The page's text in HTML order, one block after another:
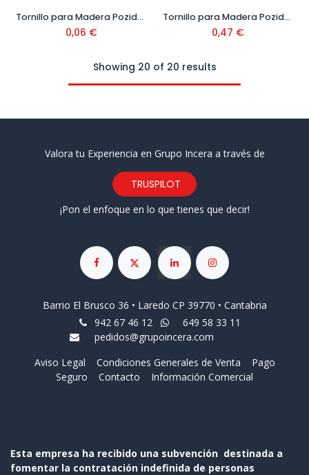
Tornillo para Madera Pozidrive Cabeza Avellanada DIN 7505 Ø6 mm
0,06 €
Tornillo para Madera Pozidrive Cabeza Avellanada DIN 7505 Ø8 mm
0,47 €
Showing 20 of 20 results
Valora tu Experiencia en Grupo Incera a través de
TRUSPILOT
¡Pon el enfoque en lo que tienes que decir!
Barrio El Brusco 36 • Laredo CP 39770 • Cantabria
942 67 46 12
649 58 33 11
pedidos@grupoincera.com
Aviso Legal
Condiciones Generales de Venta
Pago
Seguro
Contacto Información Comercial
Esta empresa ha recibido una subvención destinada a
fomentar la contratación indefinida de personas